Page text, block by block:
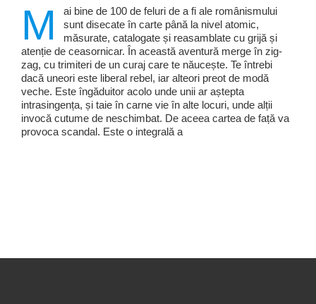
M
ai bine de 100 de feluri de a fi ale românismului
sunt disecate în carte până la nivel atomic,
măsurate, catalogate și reasamblate cu grijă și
atenție de ceasornicar. În această aventură merge în zig-
zag, cu trimiteri de un curaj care te năucește. Te întrebi
dacă uneori este liberal rebel, iar alteori preot de modă
veche. Este îngăduitor acolo unde unii ar aștepta
intrasingența, și taie în carne vie în alte locuri, unde alții
invocă cutume de neschimbat. De aceea cartea de față va
provoca scandal. Este o integrală a